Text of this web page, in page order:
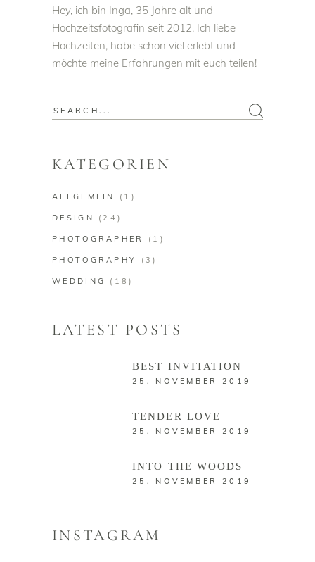
Hey, ich bin Inga, 35 Jahre alt und
Hochzeitsfotografin seit 2012. Ich liebe
Hochzeiten, habe schon viel erlebt und
möchte meine Erfahrungen mit euch teilen!
Search
KATEGORIEN
ALLGEMEIN (1)
DESIGN (24)
PHOTOGRAPHER (1)
PHOTOGRAPHY (3)
WEDDING (18)
LATEST POSTS
BEST INVITATION
25. NOVEMBER 2019
TENDER LOVE
25. NOVEMBER 2019
INTO THE WOODS
25. NOVEMBER 2019
INSTAGRAM